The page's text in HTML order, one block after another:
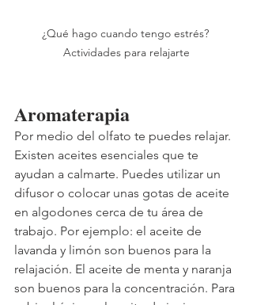
¿Qué hago cuando tengo estrés?
Actividades para relajarte
Aromaterapia
Por medio del olfato te puedes relajar.
Existen aceites esenciales que te
ayudan a calmarte. Puedes utilizar un
difusor o colocar unas gotas de aceite
en algodones cerca de tu área de
trabajo. Por ejemplo: el aceite de
lavanda y limón son buenos para la
relajación. El aceite de menta y naranja
son buenos para la concentración. Para